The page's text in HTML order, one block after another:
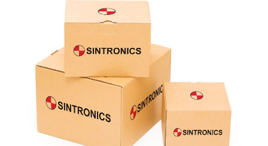
módulos antiguos a un alto nivel técnico o sustitución
de módulos descontinuados por módulos del propio